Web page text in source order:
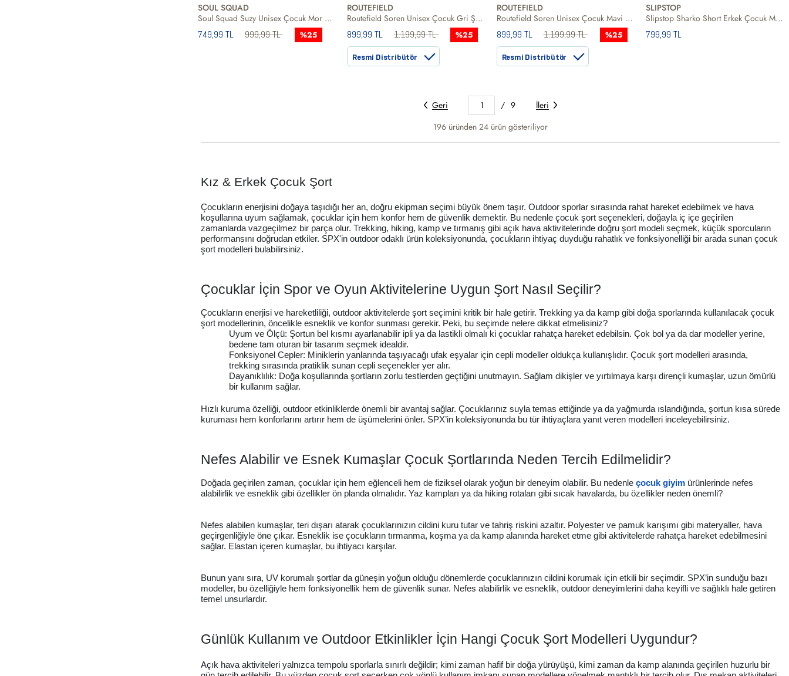
SOUL SQUAD
Soul Squad Suzy Unisex Çocuk Mor Şort
749,99 TL 999,99 TL %25
ROUTEFIELD
Routefield Soren Unisex Çocuk Gri Şort
899,99 TL 1.199,99 TL %25
Resmi Distribütör
ROUTEFIELD
Routefield Soren Unisex Çocuk Mavi Şort
899,99 TL 1.199,99 TL %25
Resmi Distribütör
SLIPSTOP
Slipstop Sharko Short Erkek Çocuk Mavi Volley Short
799,99 TL
Geri 1 / 9
İleri
196 üründen 24 ürün gösteriliyor
Kız & Erkek Çocuk Şort
Çocukların enerjisini doğaya taşıdığı her an, doğru ekipman seçimi büyük önem taşır. Outdoor sporlar sırasında rahat hareket edebilmek ve hava
koşullarına uyum sağlamak, çocuklar için hem konfor hem de güvenlik demektir. Bu nedenle çocuk şort seçenekleri, doğayla iç içe geçirilen
zamanlarda vazgeçilmez bir parça olur. Trekking, hiking, kamp ve tırmanış gibi açık hava aktivitelerinde doğru şort modeli seçmek, küçük sporcuların
performansını doğrudan etkiler. SPX'in outdoor odaklı ürün koleksiyonunda, çocukların ihtiyaç duyduğu rahatlık ve fonksiyonelliği bir arada sunan çocuk
şort modelleri bulabilirsiniz.
Çocuklar İçin Spor ve Oyun Aktivitelerine Uygun Şort Nasıl Seçilir?
Çocukların enerjisi ve hareketliliği, outdoor aktivitelerde şort seçimini kritik bir hale getirir. Trekking ya da kamp gibi doğa sporlarında kullanılacak çocuk
şort modellerinin, öncelikle esneklik ve konfor sunması gerekir. Peki, bu seçimde nelere dikkat etmelisiniz?
Uyum ve Ölçü: Şortun bel kısmı ayarlanabilir ipli ya da lastikli olmalı ki çocuklar rahatça hareket edebilsin. Çok bol ya da dar modeller yerine,
bedene tam oturan bir tasarım seçmek idealdir.
Fonksiyonel Cepler: Miniklerin yanlarında taşıyacağı ufak eşyalar için cepli modeller oldukça kullanışlıdır. Çocuk şort modelleri arasında,
trekking sırasında pratiklik sunan cepli seçenekler yer alır.
Dayanıklılık: Doğa koşullarında şortların zorlu testlerden geçtiğini unutmayın. Sağlam dikişler ve yırtılmaya karşı dirençli kumaşlar, uzun ömürlü
bir kullanım sağlar.
Hızlı kuruma özelliği, outdoor etkinliklerde önemli bir avantaj sağlar. Çocuklarınız suyla temas ettiğinde ya da yağmurda ıslandığında, şortun kısa sürede
kuruması hem konforlarını artırır hem de üşümelerini önler. SPX’in koleksiyonunda bu tür ihtiyaçlara yanıt veren modelleri inceleyebilirsiniz.
Nefes Alabilir ve Esnek Kumaşlar Çocuk Şortlarında Neden Tercih Edilmelidir?
Doğada geçirilen zaman, çocuklar için hem eğlenceli hem de fiziksel olarak yoğun bir deneyim olabilir. Bu nedenle çocuk giyim ürünlerinde nefes
alabilirlik ve esneklik gibi özellikler ön planda olmalıdır. Yaz kampları ya da hiking rotaları gibi sıcak havalarda, bu özellikler neden önemli?
Nefes alabilen kumaşlar, teri dışarı atarak çocuklarınızın cildini kuru tutar ve tahriş riskini azaltır. Polyester ve pamuk karışımı gibi materyaller, hava
geçirgenliğiyle öne çıkar. Esneklik ise çocukların tırmanma, koşma ya da kamp alanında hareket etme gibi aktivitelerde rahatça hareket edebilmesini
sağlar. Elastan içeren kumaşlar, bu ihtiyacı karşılar.
Bunun yanı sıra, UV korumalı şortlar da güneşin yoğun olduğu dönemlerde çocuklarınızın cildini korumak için etkili bir seçimdir. SPX’in sunduğu bazı
modeller, bu özelliğiyle hem fonksiyonellik hem de güvenlik sunar. Nefes alabilirlik ve esneklik, outdoor deneyimlerini daha keyifli ve sağlıklı hale getiren
temel unsurlardır.
Günlük Kullanım ve Outdoor Etkinlikler İçin Hangi Çocuk Şort Modelleri Uygundur?
Açık hava aktiviteleri yalnızca tempolu sporlarla sınırlı değildir; kimi zaman hafif bir doğa yürüyüşü, kimi zaman da kamp alanında geçirilen huzurlu bir